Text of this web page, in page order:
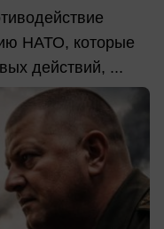
НАТО, которые
действий, ...